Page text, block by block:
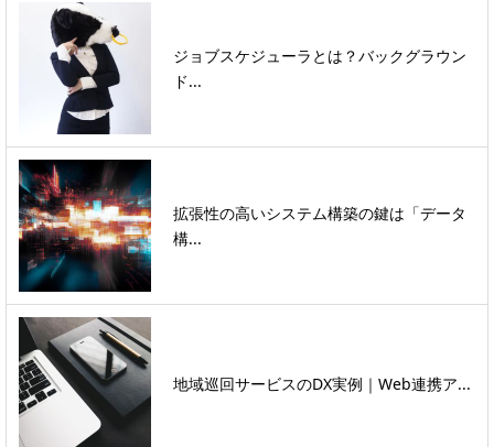
ジョブスケジューラとは？バックグラウン
ド...
拡張性の高いシステム構築の鍵は「データ
構...
地域巡回サービスのDX実例｜Web連携ア...